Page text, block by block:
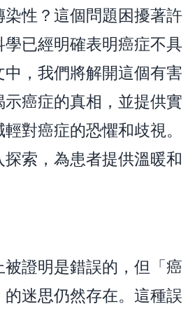
性？這個問題困擾著許
已經明確表明癌症不具
，我們將解開這個有害
癌症的真相，並提供實
對癌症的恐懼和歧視。
索，為患者提供溫暖和
證明是錯誤的，但「癌
迷思仍然存在。這種誤